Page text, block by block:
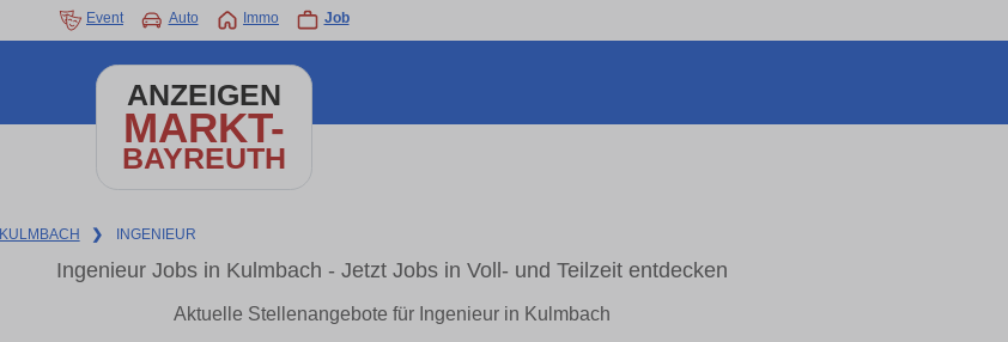
Event Auto Immo Job
ANZEIGEN
MARKT-
BAYREUTH
KULMBACH ❯ INGENIEUR
Ingenieur Jobs in Kulmbach - Jetzt Jobs in Voll- und Teilzeit entdecken
Aktuelle Stellenangebote für Ingenieur in Kulmbach